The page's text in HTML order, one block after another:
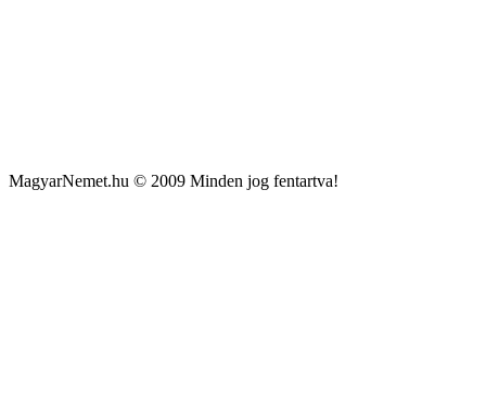
MagyarNemet.hu © 2009 Minden jog fentartva!